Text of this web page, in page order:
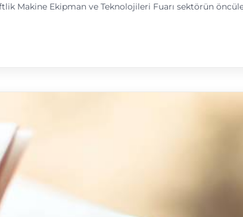
Makine Ekipman ve Teknolojileri Fuarı sektörün
Makine Ekipman ve Teknolojileri Fuarı"